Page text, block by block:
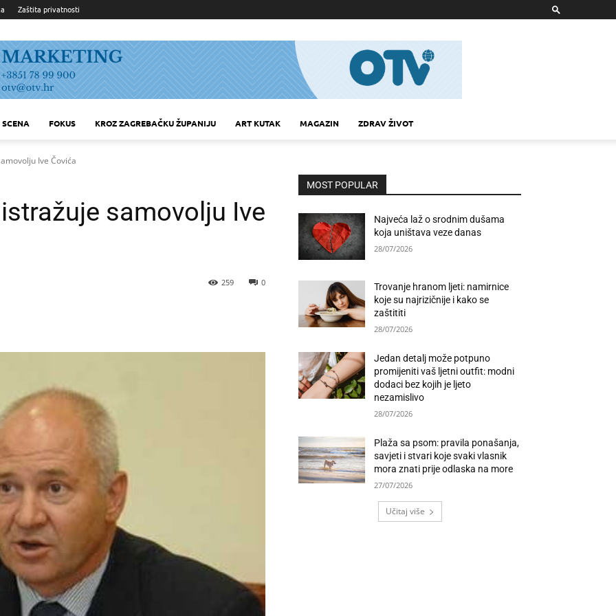
Zaštita privatnosti
SCENA FOKUS KROZ ZAGREBAČKU ŽUPANIJU ART KUTAK MAGAZIN ZDRAV ŽIVOT
Ive Čovića
samovolju Ive
0
259
MOST POPULAR
Najveća laž o srodnim dušama
koja uništava veze danas
28/07/2026
Trovanje hranom ljeti: namirnice
koje su najrizičnije i kako se
zaštititi
28/07/2026
Jedan detalj može potpuno
promijeniti vaš ljetni outfit: modni
dodaci bez kojih je ljeto
nezamislivo
28/07/2026
Plaža sa psom: pravila ponašanja,
savjeti i stvari koje svaki vlasnik
mora znati prije odlaska na more
27/07/2026
Učitaj više